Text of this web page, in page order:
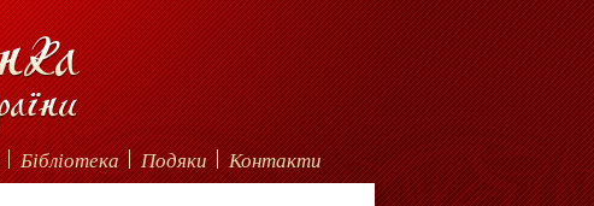
Бібліотека Подяки Контакти